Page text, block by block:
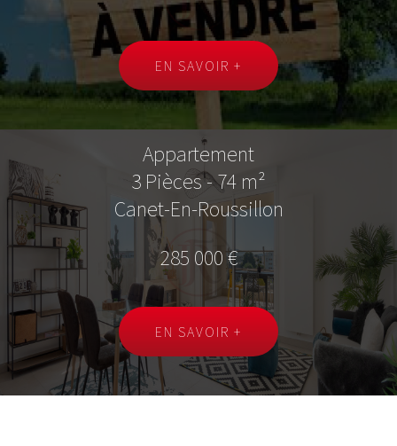
EN SAVOIR +
Appartement
3 Pièces - 74 m²
Canet-En-Roussillon
285 000 €
EN SAVOIR +